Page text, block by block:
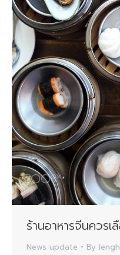
ร้านอาหารจีนควรเ
News update By